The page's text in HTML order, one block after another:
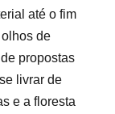
até o fim
de
propostas
livrar de
e a floresta